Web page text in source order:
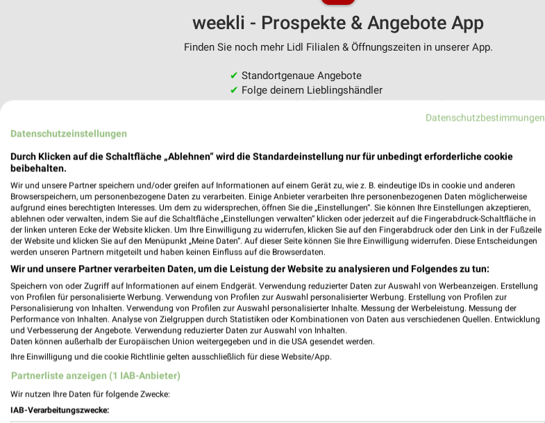
weekli - Prospekte & Angebote App
Finden Sie noch mehr Lidl Filialen & Öffnungszeiten in unserer App.
✔ Standortgenaue Angebote
✔ Folge deinem Lieblingshändler
Push-Benachrichtigungen bei neuen Prospekten
Datenschutzbestimmungen
Datenschutzeinstellungen
Durch Klicken auf die Schaltfläche „Ablehnen“ wird die Standardeinstellung nur für unbedingt erforderliche cookie
beibehalten.
Wir und unsere Partner speichern und/oder greifen auf Informationen auf einem Gerät zu, wie z. B. eindeutige IDs in cookie und anderen
Browserspeichern, um personenbezogene Daten zu verarbeiten. Einige Anbieter verarbeiten Ihre personenbezogenen Daten möglicherweise
aufgrund eines berechtigten Interesses. Um dem zu widersprechen, öffnen Sie die „Einstellungen“. Sie können Ihre Einstellungen akzeptieren,
ablehnen oder verwalten, indem Sie auf die Schaltfläche „Einstellungen verwalten“ klicken oder jederzeit auf die Fingerabdruck-Schaltfläche in
der linken unteren Ecke der Website klicken. Um Ihre Einwilligung zu widerrufen, klicken Sie auf den Fingerabdruck oder den Link in der Fußzeile
der Website und klicken Sie auf den Menüpunkt „Meine Daten“. Auf dieser Seite können Sie Ihre Einwilligung widerrufen. Diese Entscheidungen
werden unseren Partnern mitgeteilt und haben keinen Einfluss auf die Browserdaten.
Wir und unsere Partner verarbeiten Daten, um die Leistung der Website zu analysieren und Folgendes zu tun:
Speichern von oder Zugriff auf Informationen auf einem Endgerät. Verwendung reduzierter Daten zur Auswahl von Werbeanzeigen. Erstellung
von Profilen für personalisierte Werbung. Verwendung von Profilen zur Auswahl personalisierter Werbung. Erstellung von Profilen zur
Personalisierung von Inhalten. Verwendung von Profilen zur Auswahl personalisierter Inhalte. Messung der Werbeleistung. Messung der
Performance von Inhalten. Analyse von Zielgruppen durch Statistiken oder Kombinationen von Daten aus verschiedenen Quellen. Entwicklung
und Verbesserung der Angebote. Verwendung reduzierter Daten zur Auswahl von Inhalten.
Daten können außerhalb der Europäischen Union weitergegeben und in die USA gesendet werden.
Ihre Einwilligung und die cookie Richtlinie gelten ausschließlich für diese Website/App.
Partnerliste anzeigen (1 IAB-Anbieter)
Wir nutzen Ihre Daten für folgende Zwecke:
IAB-Verarbeitungszwecke: